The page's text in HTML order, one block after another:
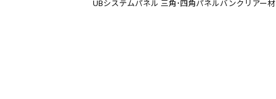
UBシステムパネル 三角･四角パネルバンクリアー材